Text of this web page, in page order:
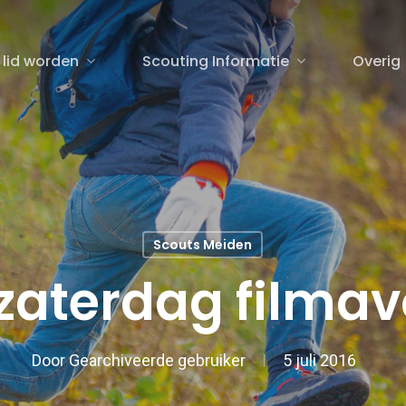
lid worden Scouting Informatie Overig
Scouts Meiden
DoorGearchiveerde gebruiker 5 juli 2016